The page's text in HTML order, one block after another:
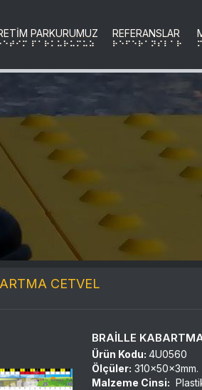
PARKURUMUZ
PARKURUMUZ
REFERANSLAR
REFERANSLAR
CETVEL
BRAİLLE
Ürün Kodu: 4U0560
Ölçüler: 310x50x3mm.
Malzeme Cinsi: